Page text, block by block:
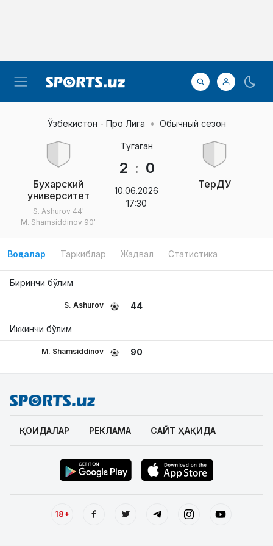
Ўзбекистон - Про Лига Обычный сезон
Бухарский
университет
S. Ashurov 44'
M. Shamsiddinov 90'
Тугаган
2 : 0
10.06.2026
17:30
ТерДУ
Воқеалар Таркиблар Жадвал Статистика
Биринчи бўлим
44
S. Ashurov
Иккинчи бўлим
90
M. Shamsiddinov
ҚОИДАЛАР РЕКЛАМА САЙТ ҲАҚИДА
18+